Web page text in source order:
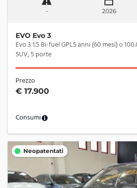
- 2026
EVO Evo 3
Evo 3 1.5 Bi-fuel GPL5 anni (60 mesi) o
SUV, 5 porte
Prezzo
€ 17.900
Consumi
Neopatentati